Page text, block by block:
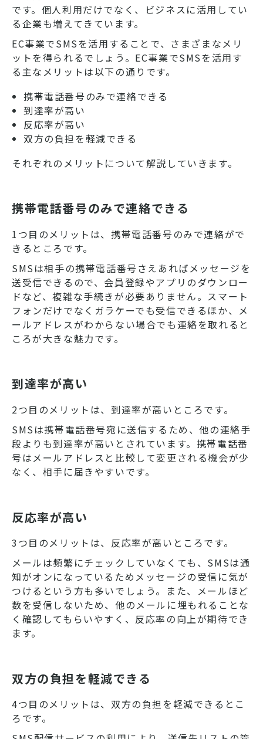
です。個人利用だけでなく、ビジネスに活用してい
る企業も増えてきています。
EC事業でSMSを活用することで、さまざまなメリ
ットを得られるでしょう。EC事業でSMSを活用す
る主なメリットは以下の通りです。
携帯電話番号のみで連絡できる
到達率が高い
反応率が高い
双方の負担を軽減できる
それぞれのメリットについて解説していきます。
携帯電話番号のみで連絡できる
1つ目のメリットは、携帯電話番号のみで連絡がで
きるところです。
SMSは相手の携帯電話番号さえあればメッセージを
送受信できるので、会員登録やアプリのダウンロー
ドなど、複雑な手続きが必要ありません。スマート
フォンだけでなくガラケーでも受信できるほか、メ
ールアドレスがわからない場合でも連絡を取れると
ころが大きな魅力です。
到達率が高い
2つ目のメリットは、到達率が高いところです。
SMSは携帯電話番号宛に送信するため、他の連絡手
段よりも到達率が高いとされています。携帯電話番
号はメールアドレスと比較して変更される機会が少
なく、相手に届きやすいです。
反応率が高い
3つ目のメリットは、反応率が高いところです。
メールは頻繁にチェックしていなくても、SMSは通
知がオンになっているためメッセージの受信に気が
つけるという方も多いでしょう。また、メールほど
数を受信しないため、他のメールに埋もれることな
く確認してもらいやすく、反応率の向上が期待でき
ます。
双方の負担を軽減できる
4つ目のメリットは、双方の負担を軽減できるとこ
ろです。